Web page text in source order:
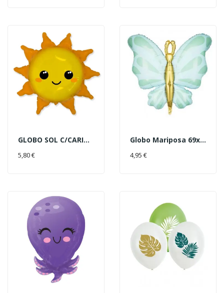
GLOBO SOL C/CARITA 78X73CM
5,80 €
Globo Mariposa 69x69cm Verde
4,95 €